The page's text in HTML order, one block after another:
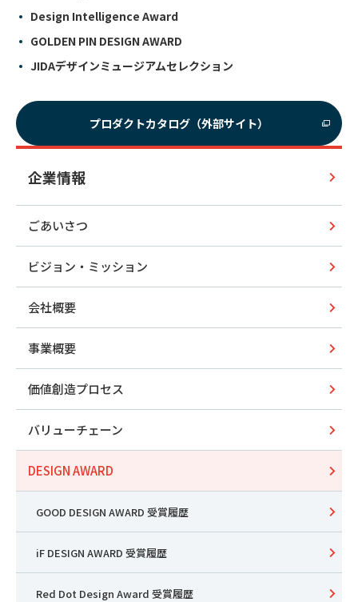
Design Intelligence Award
GOLDEN PIN DESIGN AWARD
JIDAデザインミュージアムセレクション
プロダクトカタログ（外部サイト）
企業情報
ごあいさつ
ビジョン・ミッション
会社概要
事業概要
価値創造プロセス
バリューチェーン
DESIGN AWARD
GOOD DESIGN AWARD 受賞履歴
iF DESIGN AWARD 受賞履歴
Red Dot Design Award 受賞履歴